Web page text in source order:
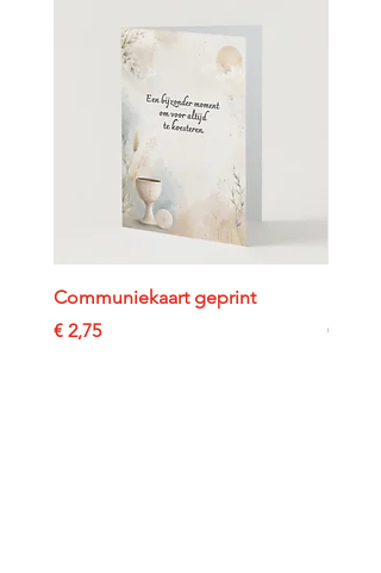
Communiekaart geprint
Prijs
€ 2,75
Prijs
€ 2,75